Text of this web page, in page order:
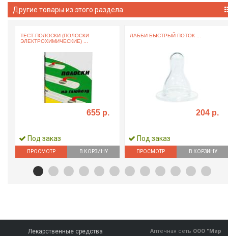
Другие товары из этого раздела
ТЕСТ-ПОЛОСКИ (ПОЛОСКИ
ЭЛЕКТРОХИМИЧЕСКИЕ) ...
655 р.
Под заказ
ПРОСМОТР В КОРЗИНУ
ЛАББИ БЫСТРЫЙ ПОТОК ...
204 р.
Под заказ
ПРОСМОТР В КОРЗИНУ
Лекарственные средства Аптечная сеть ООО "Мир